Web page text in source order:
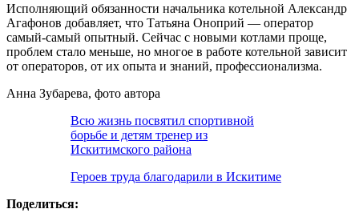
Исполняющий обязанности начальника котельной Александр
Агафонов добавляет, что Татьяна Оноприй — оператор
самый-самый опытный. Сейчас с новыми котлами проще,
проблем стало меньше, но многое в работе котельной зависит
от операторов, от их опыта и знаний, профессионализма.
Анна Зубарева, фото автора
Всю жизнь посвятил спортивной
борьбе и детям тренер из
Искитимского района
Героев труда благодарили в Искитиме
Поделиться: